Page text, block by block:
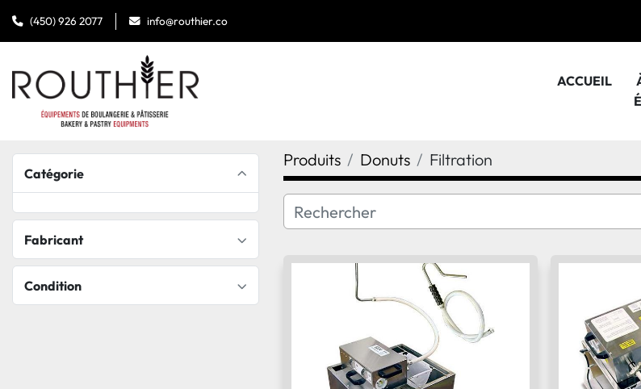
(450) 926 2077 info@routhier.co
ACCUEIL
Catégorie
Fabricant
Condition
Produits Donuts Filtration